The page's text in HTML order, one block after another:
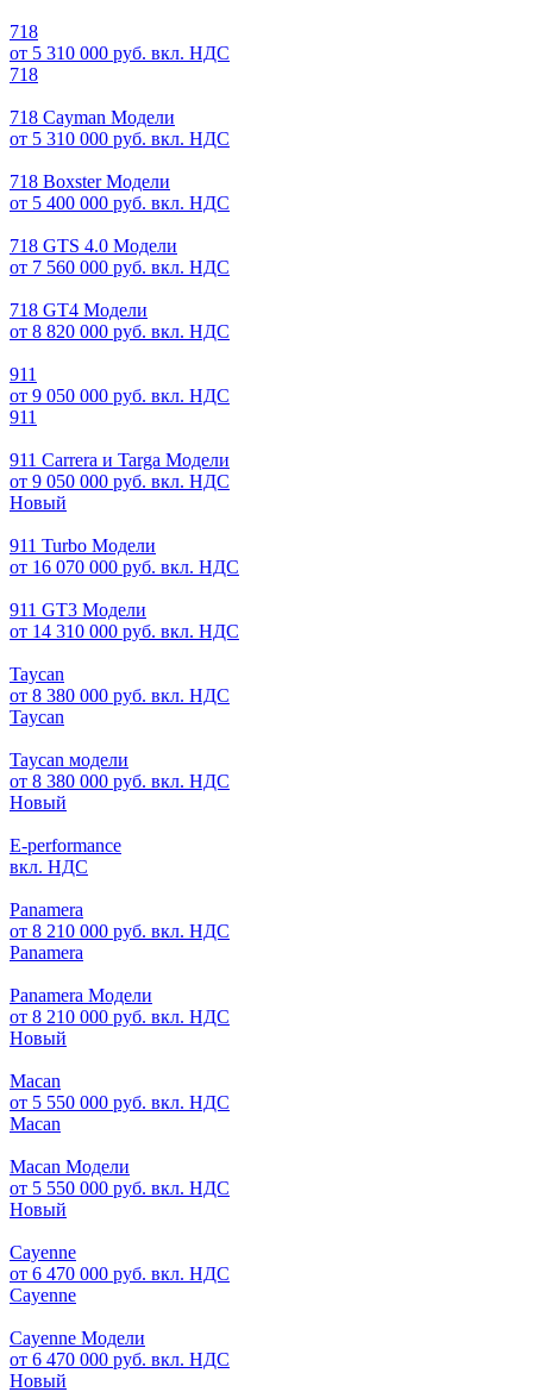
718
от 5 310 000 руб. вкл. НДС
718
718 Cayman Модели
от 5 310 000 руб. вкл. НДС
718 Boxster Модели
от 5 400 000 руб. вкл. НДС
718 GTS 4.0 Модели
от 7 560 000 руб. вкл. НДС
718 GT4 Модели
от 8 820 000 руб. вкл. НДС
911
от 9 050 000 руб. вкл. НДС
911
911 Carrera и Targa Модели
от 9 050 000 руб. вкл. НДС
Новый
911 Turbo Модели
от 16 070 000 руб. вкл. НДС
911 GT3 Модели
от 14 310 000 руб. вкл. НДС
Taycan
от 8 380 000 руб. вкл. НДС
Taycan
Taycan модели
от 8 380 000 руб. вкл. НДС
Новый
E-performance
вкл. НДС
Panamera
от 8 210 000 руб. вкл. НДС
Panamera
Panamera Модели
от 8 210 000 руб. вкл. НДС
Новый
Macan
от 5 550 000 руб. вкл. НДС
Macan
Macan Модели
от 5 550 000 руб. вкл. НДС
Новый
Cayenne
от 6 470 000 руб. вкл. НДС
Cayenne
Cayenne Модели
от 6 470 000 руб. вкл. НДС
Новый